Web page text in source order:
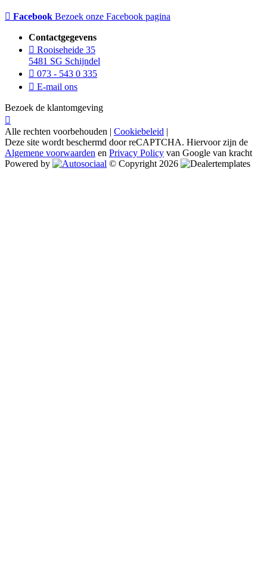
Facebook Bezoek onze Facebook pagina
Contactgegevens
Rooiseheide 35
5481 SG Schijndel
073 - 543 0 335
E-mail ons
Bezoek de klantomgeving
Alle rechten voorbehouden | Cookiebeleid |
Deze site wordt beschermd door reCAPTCHA. Hiervoor zijn de
Algemene voorwaarden en Privacy Policy van Google van kracht
Powered by
© Copyright 2026